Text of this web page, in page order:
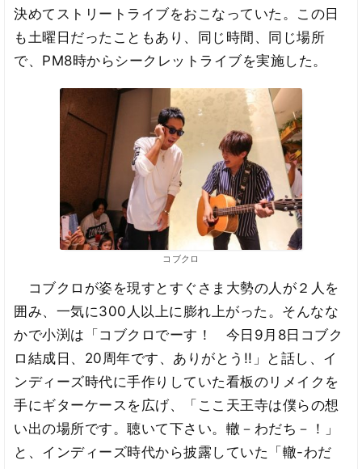
決めてストリートライブをおこなっていた。この日
も土曜日だったこともあり、同じ時間、同じ場所
で、PM8時からシークレットライブを実施した。
コブクロ
コブクロが姿を現すとすぐさま大勢の人が２人を
囲み、一気に300人以上に膨れ上がった。そんなな
かで小渕は「コブクロでーす！ 今日9月8日コブク
ロ結成日、20周年です、ありがとう!!」と話し、イ
ンディーズ時代に手作りしていた看板のリメイクを
手にギターケースを広げ、「ここ天王寺は僕らの想
い出の場所です。聴いて下さい。轍－わだち－！」
と、インディーズ時代から披露していた「轍-わだ